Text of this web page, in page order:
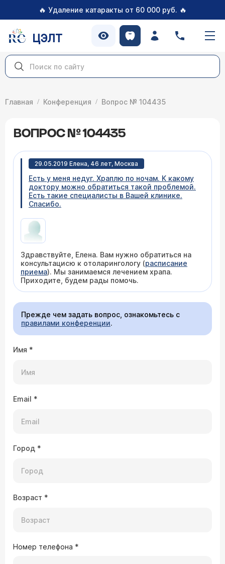
🔥 Удаление катаракты от 60 000 руб. 🔥
ЦЭЛТ
Главная Конференция Вопрос № 104435
ВОПРОС № 104435
29.05.2019 Елена, 46 лет, Москва
Есть у меня недуг. Храплю по ночам. К какому
доктору можно обратиться такой проблемой.
Есть такие специалисты в Вашей клинике.
Спасибо.
Здравствуйте, Елена. Вам нужно обратиться на
консультацисю к отоларингологу (расписание
приема). Мы занимаемся лечением храпа.
Приходите, будем рады помочь.
Прежде чем задать вопрос, ознакомьтесь с
правилами конференции.
Имя *
Email *
Город *
Возраст *
Номер телефона *